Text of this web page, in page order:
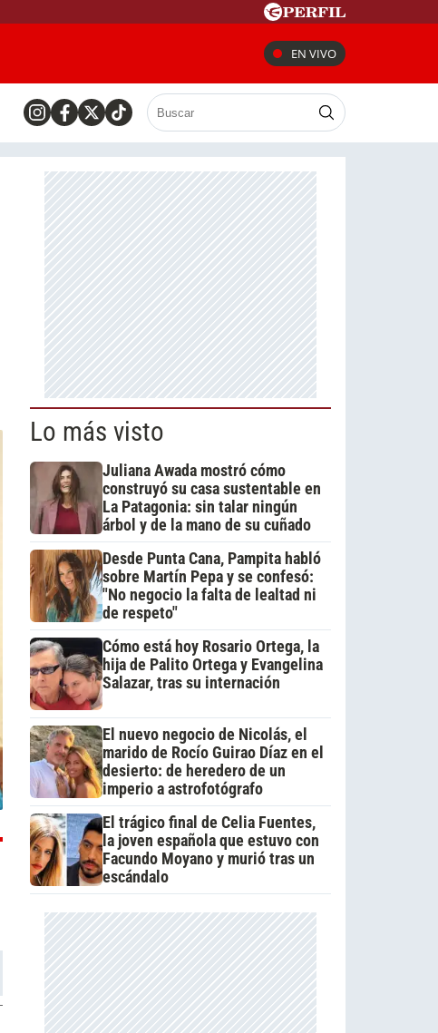
EN VIVO
Lo más visto
Juliana Awada mostró cómo
construyó su casa sustentable en
La Patagonia: sin talar ningún
árbol y de la mano de su cuñado
Desde Punta Cana, Pampita habló
sobre Martín Pepa y se confesó:
"No negocio la falta de lealtad ni
de respeto"
Cómo está hoy Rosario Ortega, la
hija de Palito Ortega y Evangelina
Salazar, tras su internación
El nuevo negocio de Nicolás, el
marido de Rocío Guirao Díaz en el
desierto: de heredero de un
imperio a astrofotógrafo
El trágico final de Celia Fuentes,
la joven española que estuvo con
Facundo Moyano y murió tras un
escándalo